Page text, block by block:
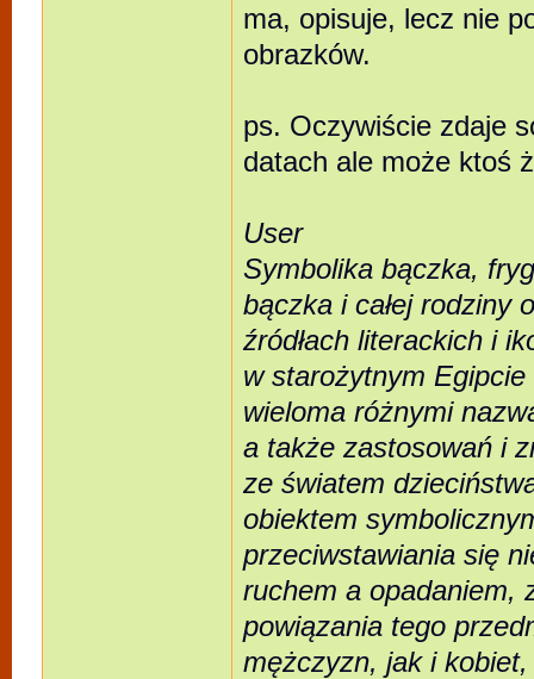
ma, opisuje, lecz nie
obrazków.
ps. Oczywiście zdaje
datach ale może ktoś
User
Symbolika bączka,
bączka i całej rodziny
źródłach literackich i
w starożytnym
wieloma różnymi
a także zastosowań i
ze światem
obiektem
przeciwstawiania się
ruchem a opadaniem,
powiązania tego
mężczyzn, jak i